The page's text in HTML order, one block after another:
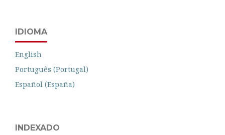
IDIOMA
English
Português (Portugal)
Español (España)
INDEXADO